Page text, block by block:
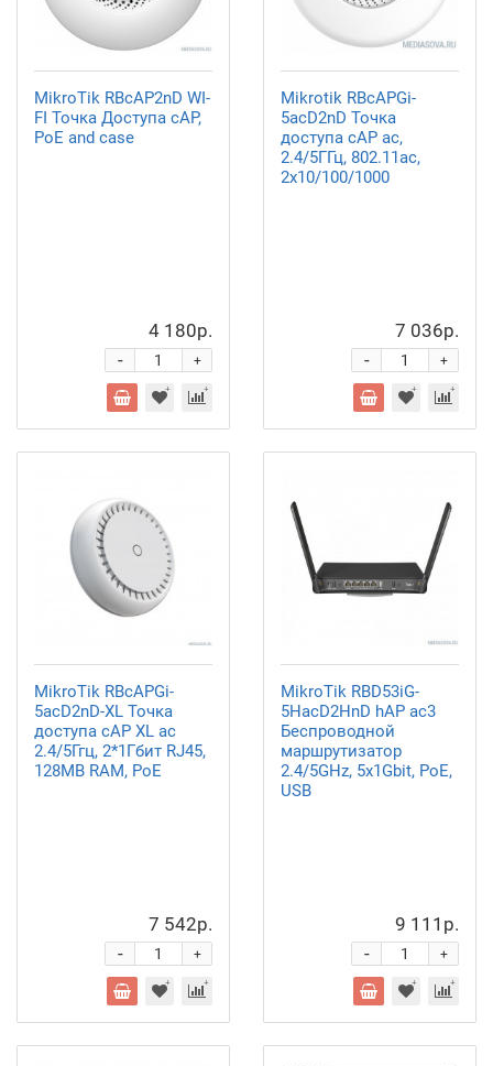
MikroTik RBcAP2nD WI-
FI Точка Доступа cAP,
PoE and case
4 180р.
+
-
Mikrotik RBcAPGi-
5acD2nD Точка
доступа cAP ac,
2.4/5ГГц, 802.11ac,
2х10/100/1000
7 036р.
+
-
MikroTik RBcAPGi-
5acD2nD-XL Точка
доступа cAP XL ac
2.4/5Ггц, 2*1Гбит RJ45,
128MB RAM, PoE
7 542р.
+
-
MikroTik RBD53iG-
5HacD2HnD hAP ac3
Беспроводной
маршрутизатор
2.4/5GHz, 5x1Gbit, PoE,
USB
9 111р.
+
-